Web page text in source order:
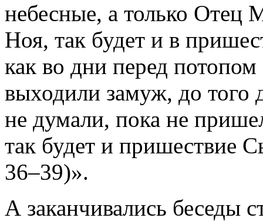
небесные, а только Отец
Ноя, так будет и в
как во дни перед
выходили замуж, до того
не думали, пока не
так будет и пришествие
36–39)».
А заканчивались беседы